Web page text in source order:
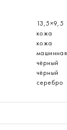
13,5×9,5
кожа
кожа
машинная
чёрный
чёрный
серебро